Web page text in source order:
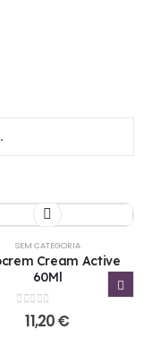
SEM CATEGORIA
Cream Active
60Ml
out of 5
11,20€